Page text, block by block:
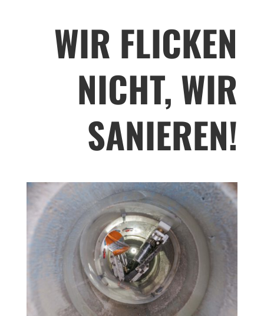
WIR FLICKEN
NICHT, WIR
SANIEREN!